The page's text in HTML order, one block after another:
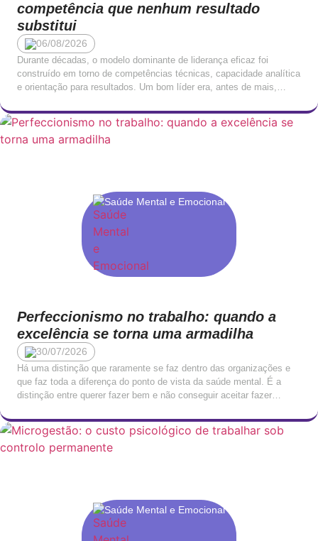
competência que nenhum resultado
substitui
06/08/2026
Durante décadas, o modelo dominante de liderança eficaz foi
construído em torno de competências técnicas, capacidade analítica
e orientação para resultados. Um bom líder era, antes de mais,
entendia os números e que tomava decisões com rapidez e clareza.
Esta visão não […]
Saúde Mental e Emocional
Perfeccionismo no trabalho: quando a
excelência se torna uma armadilha
30/07/2026
Há uma distinção que raramente se faz dentro das organizações e
que faz toda a diferença do ponto de vista da saúde mental. É a
distinção entre querer fazer bem e não conseguir aceitar fazer
profissional. O segundo é uma forma de sofrimento que, […]
Saúde Mental e Emocional